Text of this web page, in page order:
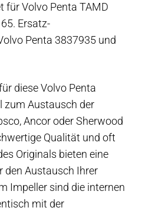
für Volvo Penta TAMD
Ersatz-
Penta 3837935 und
diese Volvo Penta
zum Austausch der
Ancor oder Sherwood
Qualität und oft
Originals bieten eine
den Austausch Ihrer
Impeller sind die internen
mit der